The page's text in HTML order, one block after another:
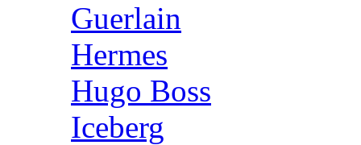
Guerlain
Hermes
Hugo Boss
Iceberg